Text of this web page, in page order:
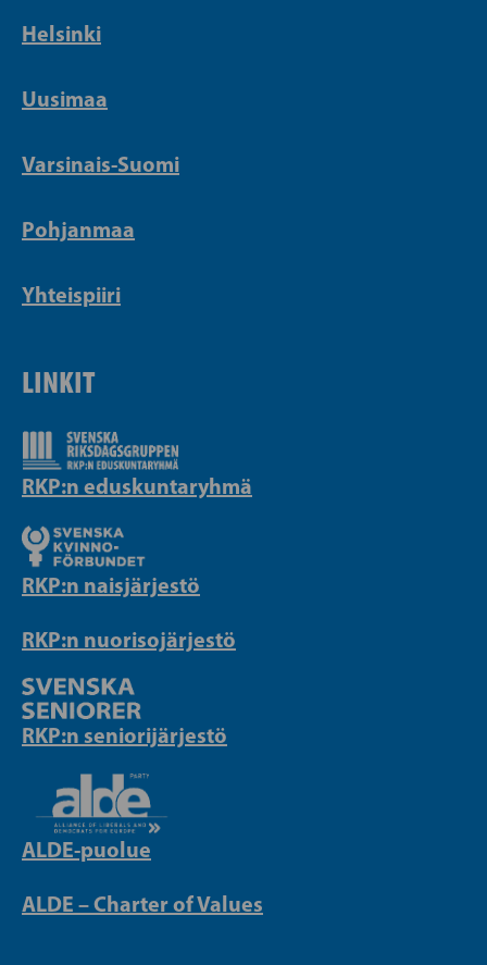
Helsinki
Uusimaa
Varsinais-Suomi
Pohjanmaa
Yhteispiiri
LINKIT
RKP:n eduskuntaryhmä
RKP:n naisjärjestö
RKP:n nuorisojärjestö
RKP:n seniorijärjestö
ALDE-puolue
ALDE – Charter of Values